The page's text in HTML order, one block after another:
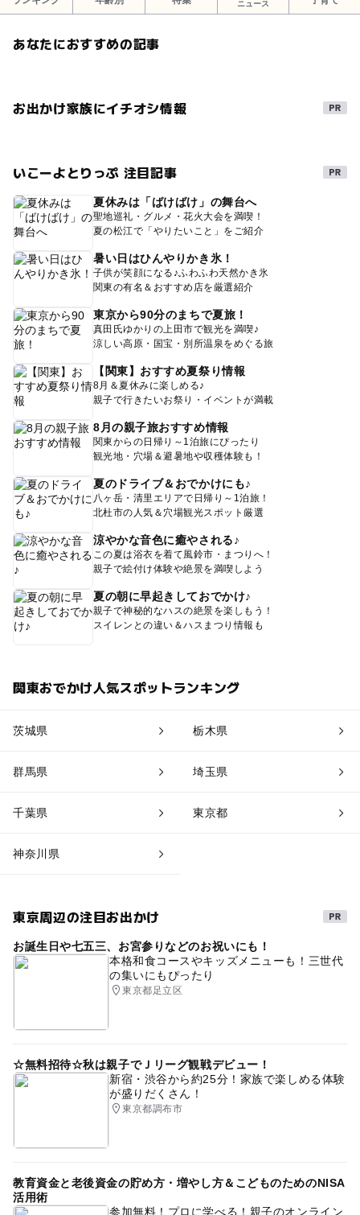
ニュース
あなたにおすすめの記事
お出かけ家族にイチオシ情報
いこーよとりっぷ 注目記事
夏休みは「ばけばけ」の舞台へ
聖地巡礼・グルメ・花火大会を満喫！
夏の松江で「やりたいこと」をご紹介
暑い日はひんやりかき氷！
子供が笑顔になる♪ふわふわ天然かき氷
関東の有名＆おすすめ店を厳選紹介
東京から90分のまちで夏旅！
真田氏ゆかりの上田市で観光を満喫♪
涼しい高原・国宝・別所温泉をめぐる旅
【関東】おすすめ夏祭り情報
8月＆夏休みに楽しめる♪
親子で行きたいお祭り・イベントが満載
8月の親子旅おすすめ情報
関東からの日帰り～1泊旅にぴったり
観光地・穴場＆避暑地や収穫体験も！
夏のドライブ＆おでかけにも♪
八ヶ岳・清里エリアで日帰り～1泊旅！
北杜市の人気＆穴場観光スポット厳選
涼やかな音色に癒やされる♪
この夏は浴衣を着て風鈴市・まつりへ！
親子で絵付け体験や絶景を満喫しよう
夏の朝に早起きしておでかけ♪
親子で神秘的なハスの絶景を楽しもう！
スイレンとの違い＆ハスまつり情報も
関東おでかけ人気スポットランキング
茨城県 栃木県
群馬県 埼玉県
千葉県 東京都
神奈川県
東京周辺の注目お出かけ
お誕生日や七五三、お宮参りなどのお祝いにも！
本格和食コースやキッズメニューも！三世代
の集いにもぴったり
東京都足立区
☆無料招待☆秋は親子でＪリーグ観戦デビュー！
新宿・渋谷から約25分！家族で楽しめる体験
が盛りだくさん！
東京都調布市
教育資金と老後資金の貯め方・増やし方＆こどものためのNISA
活用術
参加無料！プロに学べる！親子のオンライン